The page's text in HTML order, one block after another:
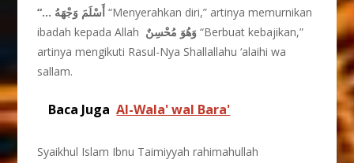
“… أَسْلَمَ وَجْهَهُ “Menyerahkan diri,” artinya memurnikan
ibadah kepada Allah وَهُوَ مُحْسِنٌ “Berbuat kebajikan,”
artinya mengikuti Rasul-Nya Shallallahu ‘alaihi wa
sallam.
Baca Juga Al-Wala' wal Bara'
Syaikhul Islam Ibnu Taimiyyah rahimahullah